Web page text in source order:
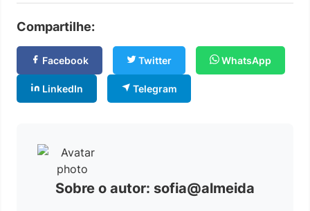
Compartilhe:
Facebook Twitter WhatsApp
LinkedIn Telegram
Sobre o autor: sofia@almeida